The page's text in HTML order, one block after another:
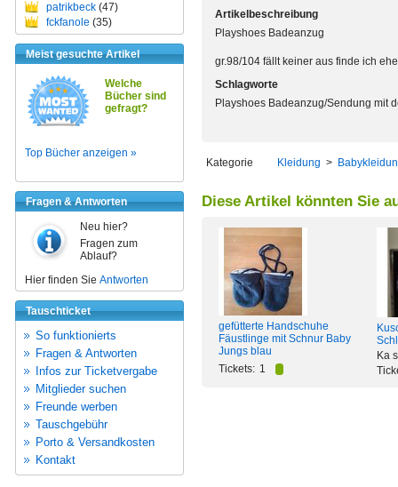
patrikbeck (47)
fckfanole (35)
Meist gesuchte Artikel
Welche
Bücher sind
gefragt?
Top Bücher anzeigen »
Fragen & Antworten
Neu hier?
Fragen zum
Ablauf?
Hier finden Sie Antworten
Tauschticket
So funktionierts
Fragen & Antworten
Infos zur Ticketvergabe
Mitglieder suchen
Freunde werben
Tauschgebühr
Porto & Versandkosten
Kontakt
Artikelbeschreibung
Playshoes Badeanzug
gr.98/104 fällt keiner aus finde ich
Schlagworte
Playshoes Badeanzug/Sendung mit
Kategorie Kleidung >
Diese Artikel könnten Sie
gefütterte Handschuhe
Fäustlinge mit Schnur Baby
Jungs blau
Tickets: 1
Ka